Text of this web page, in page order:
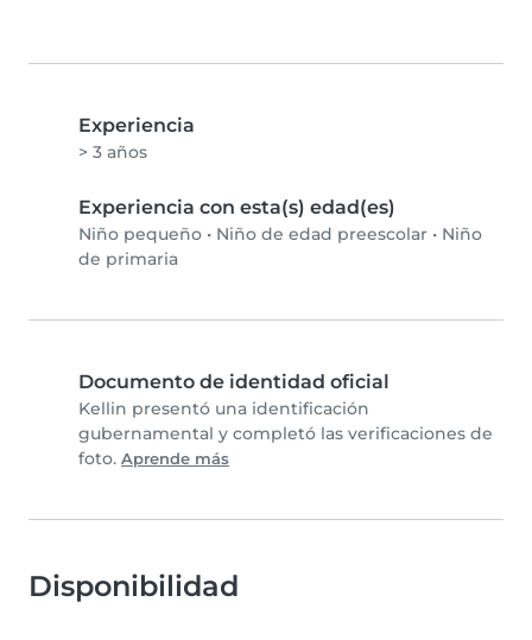
Experiencia
> 3 años
Experiencia con esta(s) edad(es)
Niño pequeño • Niño de edad preescolar • Niño
de primaria
Documento de identidad oficial
Kellin presentó una identificación
gubernamental y completó las verificaciones de
foto. Aprende más
Disponibilidad